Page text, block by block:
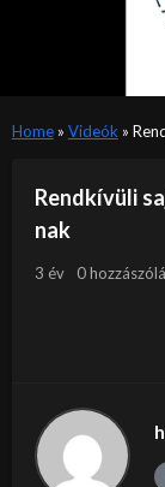
Home» Videók »
Rendkívüli
nak
3 év 0